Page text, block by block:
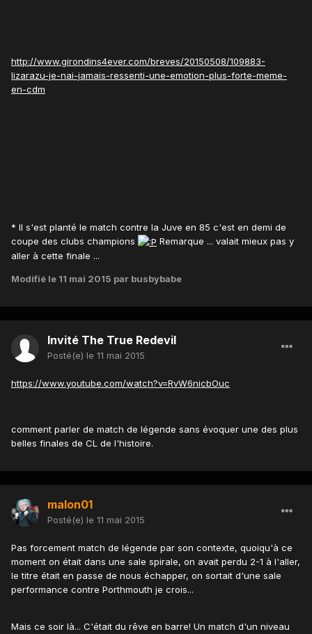
http://www.girondins4ever.com/breves/20150508/109883-
lizarazu-je-nai-jamais-ressenti-une-emotion-plus-forte-meme-
en-cdm
* Il s'est planté le match contre la Juve en 85 c'est en demi de
coupe des clubs champions
Remarque ... valait mieux pas y
aller à cette finale ...
Modifié le 11 mai 2015 par busbybabe
Invité The True Redevil
Posté(e) le 11 mai 2015
https://www.youtube.com/watch?v=RvW6nicbOuc
comment parler de match de légende sans évoquer une des plus
belles finales de CL de l'histoire.
malon01
Posté(e) le 11 mai 2015
Pas forcement match de légende par son contexte, quoiqu'à ce
moment on était dans une sale spirale, on avait perdu 2-1 à l'aller,
le titre était en passe de nous échapper, on sortait d'une sale
performance contre Porthmouth je crois...
Mais ce soir là... C'était du rêve en barre! Un match d'un niveau